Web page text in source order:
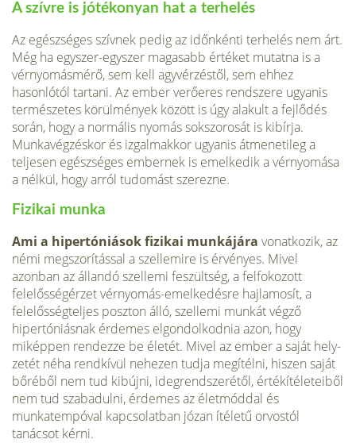
A szívre is jótékonyan hat a terhelés
Az egészséges szívnek pedig az időnkénti terhelés nem árt.
Még ha egyszer-egyszer magasabb értéket mutatna is a
vérnyomásmérő, sem kell agyvérzéstől, sem ehhez
hasonlótól tartani. Az ember verőeres rendszere ugyanis
természetes körül­mények között is úgy alakult a fejlődés
során, hogy a normális nyomás sokszorosát is kibírja.
Munkavégzéskor és izgalmakkor ugyanis átmenetileg a
teljesen egészséges embernek is emelkedik a vérnyomása
a nélkül, hogy arról tudomást szerezne.
Fizikai munka
Ami a hipertóniások fizikai munkájára vonatkozik, az
némi megszorítással a szellemire is érvényes. Mivel
azonban az állandó szellemi feszültség, a felfokozott
felelősségérzet vérnyomás-emelkedésre hajlamosít, a
felelősségteljes poszton álló, szellemi munkát végző
hipertóniásnak érdemes elgondolkodnia azon, hogy
miképpen rendezze be életét. Mivel az ember a saját hely­
zetét néha rendkívül nehezen tudja megítélni, hiszen saját
bőré­ből nem tud kibújni, idegrendszerétől, értékítéleteiből
nem tud szabadulni, érdemes az életmóddal és
munkatempóval kapcso­latban józan ítéletű orvostól
tanácsot kérni.